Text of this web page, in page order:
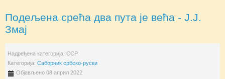
Подељена срећа два пута је већа - Ј.Ј.
Змај
Надређена категорија: ССР
Категорија: Саборник србско-руски
Објављено 08 април 2022